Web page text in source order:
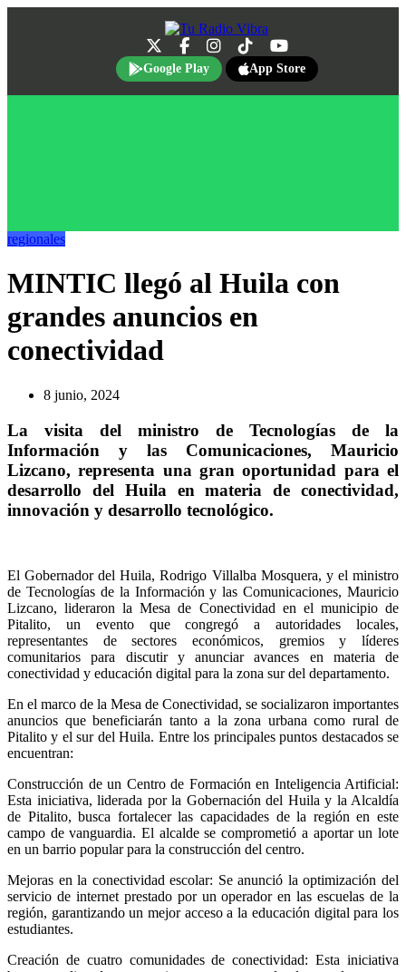
Google Play App Store
regionales
MINTIC llegó al Huila con
grandes anuncios en
conectividad
8 junio, 2024
La visita del ministro de Tecnologías de la
Información y las Comunicaciones, Mauricio
Lizcano, representa una gran oportunidad para el
desarrollo del Huila en materia de conectividad,
innovación y desarrollo tecnológico.
El Gobernador del Huila, Rodrigo Villalba Mosquera, y el ministro
de Tecnologías de la Información y las Comunicaciones, Mauricio
Lizcano, lideraron la Mesa de Conectividad en el municipio de
Pitalito, un evento que congregó a autoridades locales,
representantes de sectores económicos, gremios y líderes
comunitarios para discutir y anunciar avances en materia de
conectividad y educación digital para la zona sur del departamento.
En el marco de la Mesa de Conectividad, se socializaron importantes
anuncios que beneficiarán tanto a la zona urbana como rural de
Pitalito y el sur del Huila. Entre los principales puntos destacados se
encuentran:
Construcción de un Centro de Formación en Inteligencia Artificial:
Esta iniciativa, liderada por la Gobernación del Huila y la Alcaldía
de Pitalito, busca fortalecer las capacidades de la región en este
campo de vanguardia. El alcalde se comprometió a aportar un lote
en un barrio popular para la construcción del centro.
Mejoras en la conectividad escolar: Se anunció la optimización del
servicio de internet prestado por un operador en las escuelas de la
región, garantizando un mejor acceso a la educación digital para los
estudiantes.
Creación de cuatro comunidades de conectividad: Esta iniciativa